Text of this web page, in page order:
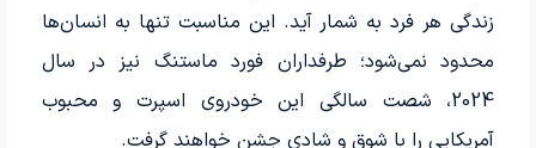
زندگی هر فرد به شمار آید. این مناسبت تنها به انسان‌ها
محدود نمی‌شود؛ طرفداران فورد ماستنگ نیز در سال
2024، شصت سالگی این خودروی اسپرت و محبوب
آمریکایی را با شوق و شادی جشن خواهند گرفت.